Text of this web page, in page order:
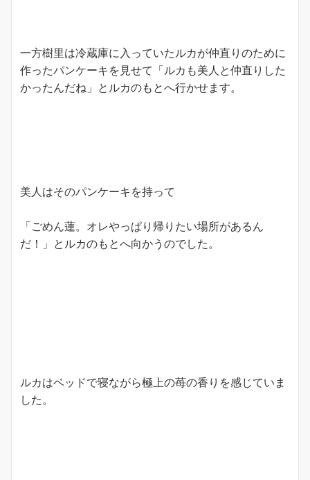
一方樹里は冷蔵庫に入っていたルカが仲直りのために
作ったパンケーキを見せて「ルカも美人と仲直りした
かったんだね」とルカのもとへ行かせます。
美人はそのパンケーキを持って
「ごめん蓮。オレやっぱり帰りたい場所があるん
だ！」とルカのもとへ向かうのでした。
ルカはベッドで寝ながら極上の苺の香りを感じていま
した。